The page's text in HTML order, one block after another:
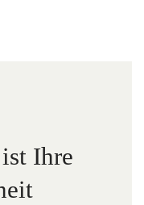
Ihre